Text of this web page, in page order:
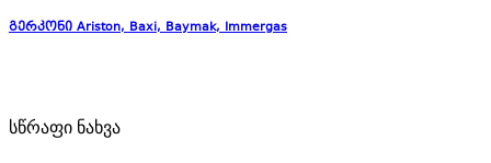
გერკონი Ariston, Baxi, Baymak, Immergas
სწრაფი ნახვა